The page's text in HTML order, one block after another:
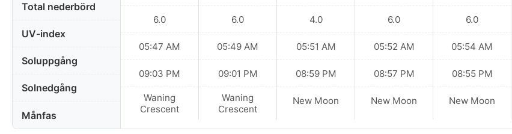
Total nederbörd
UV-index
Soluppgång
Solnedgång
Månfas
6.0
05:47 AM
09:03 PM
Waning
Crescent
6.0
05:49 AM
09:01 PM
Waning
Crescent
4.0
05:51 AM
08:59 PM
New Moon
6.0
05:52 AM
08:57 PM
New Moon
6.0
05:54 AM
08:55 PM
New Moon